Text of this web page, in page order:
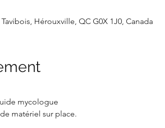
Hérouxville, QC G0X 1J0, Canada
mycologue
matériel sur place.